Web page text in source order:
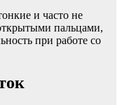
и часто не
пальцами,
при работе со